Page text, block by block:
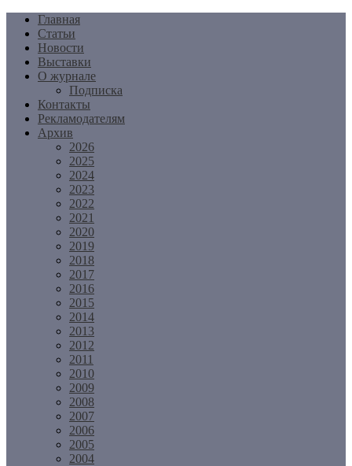
Перейти
содержимому
Главная
Статьи
Новости
Выставки
О журнале
Подписка
Контакты
Рекламодателям
Архив
2026
2025
2024
2023
2022
2021
2020
2019
2018
2017
2016
2015
2014
2013
2012
2011
2010
2009
2008
2007
2006
2005
2004